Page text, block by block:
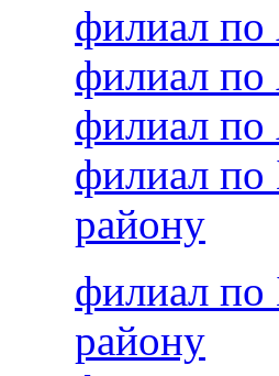
филиал по
филиал по
филиал по
филиал по
району
филиал по
району